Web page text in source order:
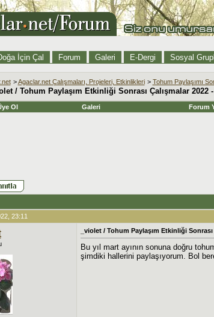
İçin Çal Forum Galeri E-Dergi Sosyal
>Agaclar.net Çalışmaları, Projeleri, Etkinlikleri > Tohum Paylaşımı
/ Tohum Paylaşım Etkinliği Sonrası Çalışmalar 2022
Ol Galeri Forum
23:11
_violet / Tohum Paylaşım Etkinliği
Bu yıl mart ayının sonuna doğru
şimdiki hallerini paylaşıyorum. Bol